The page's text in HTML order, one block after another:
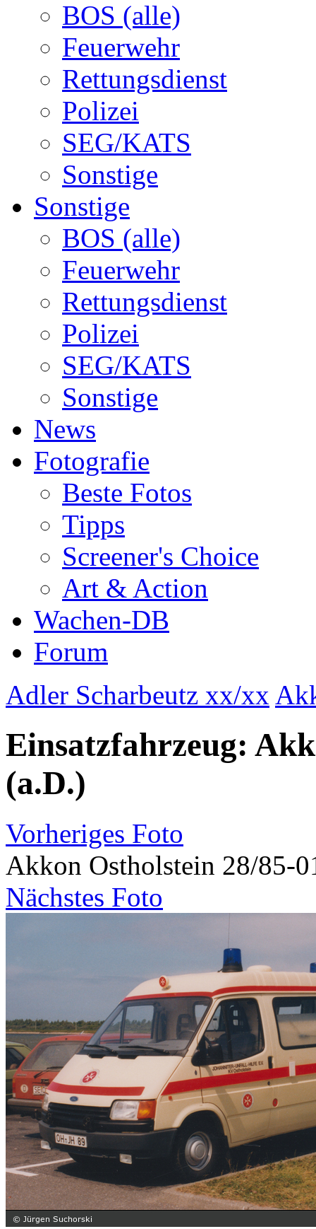
BOS (alle)
Feuerwehr
Rettungsdienst
Polizei
SEG/KATS
Sonstige
Sonstige
BOS (alle)
Feuerwehr
Rettungsdienst
Polizei
SEG/KATS
Sonstige
News
Fotografie
Beste Fotos
Tipps
Screener's Choice
Art & Action
Wachen-DB
Forum
Adler Scharbeutz xx/xx
Einsatzfahrzeug:
(a.D.)
Vorheriges Foto
Akkon Ostholstein 28/85-
Nächstes Foto